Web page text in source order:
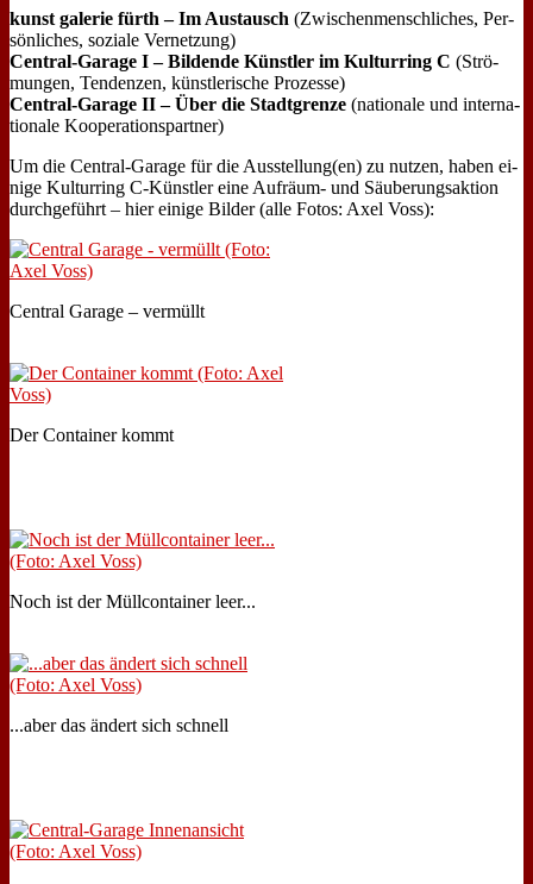
kunst ga­le­rie fürth – Im Aus­tausch (Zwi­schen­mensch­li­ches, Per­
sön­li­ches, so­zia­le Ver­net­zung)
Cen­tral-Ga­ra­ge I – Bil­den­de Künst­ler im Kul­tur­ring C (Strö­
mun­gen, Ten­den­zen, künst­le­ri­sche Pro­zes­se)
Cen­tral-Ga­ra­ge II – Über die Stadt­gren­ze (na­tio­na­le und in­ter­na­
tio­na­le Ko­ope­ra­ti­ons­part­ner)
Um die Cen­tral-Ga­ra­ge für die Ausstellung(en) zu nut­zen, ha­ben ei­
ni­ge Kul­tur­ring C‑Künstler ei­ne Auf­räum- und Säu­be­rungs­ak­ti­on
durch­ge­führt – hier ei­ni­ge Bil­der (al­le Fo­tos: Axel Voss):
Cen­tral Ga­ra­ge – ver­müllt
Der Con­tai­ner kommt
Noch ist der Müll­con­tai­ner leer...
...aber das än­dert sich schnell